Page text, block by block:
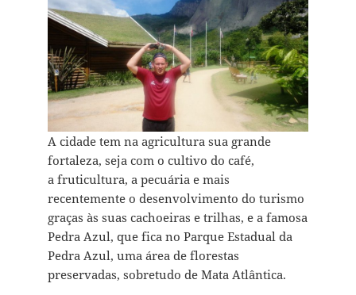
A cidade tem na agricultura sua grande
fortaleza, seja com o cultivo do café,
a fruticultura, a pecuária e mais
recentemente o desenvolvimento do turismo
graças às suas cachoeiras e trilhas, e a famosa
Pedra Azul, que fica no Parque Estadual da
Pedra Azul, uma área de florestas
preservadas, sobretudo de Mata Atlântica.